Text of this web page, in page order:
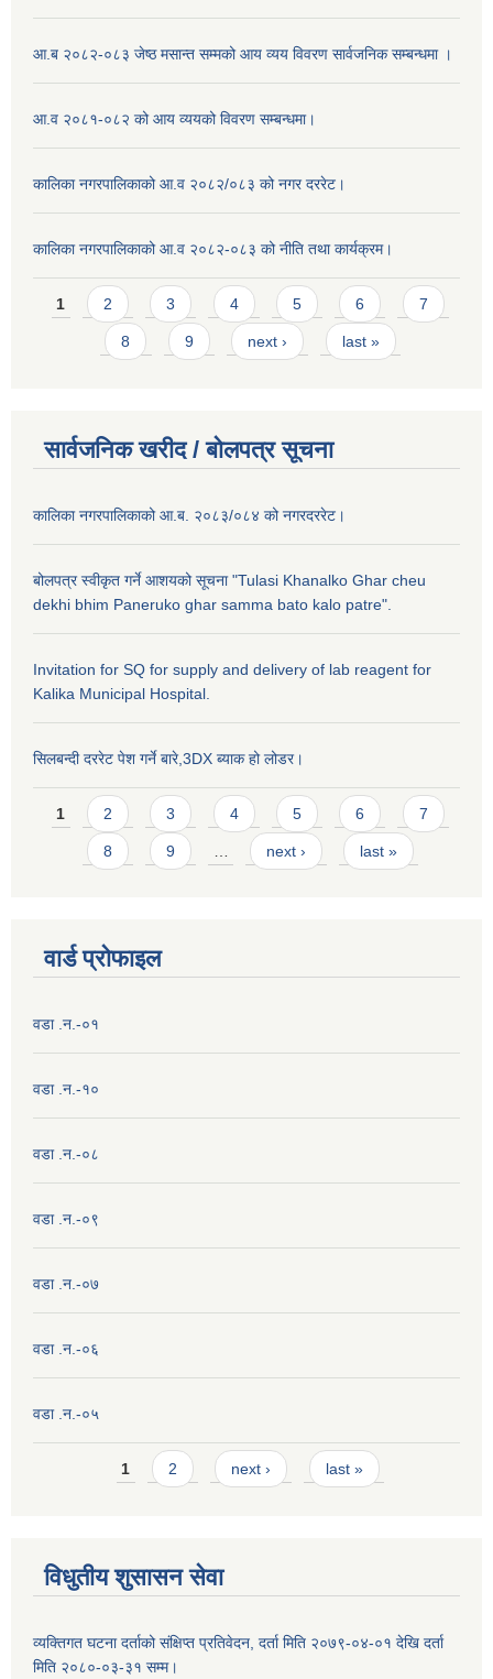
आ.ब २०८२-०८३ जेष्ठ मसान्त सम्मको आय व्यय विवरण सार्वजनिक सम्बन्धमा ।
आ.व २०८१-०८२ को आय व्ययको विवरण सम्बन्धमा।
कालिका नगरपालिकाको आ.व २०८२/०८३ को नगर दररेट।
कालिका नगरपालिकाको आ.व २०८२-०८३ को नीति तथा कार्यक्रम।
Pages
1 2 3 4 5 6 7
8 9 next › last »
सार्वजनिक खरीद / बाेलपत्र सूचना
कालिका नगरपालिकाको आ.ब. २०८३/०८४ को नगरदररेट।
बोलपत्र स्वीकृत गर्ने आशयको सूचना "Tulasi Khanalko Ghar cheu
dekhi bhim Paneruko ghar samma bato kalo patre".
Invitation for SQ for supply and delivery of lab reagent for
Kalika Municipal Hospital.
सिलबन्दी दररेट पेश गर्ने बारे,3DX ब्याक हो लोडर।
Pages
1 2 3 4 5 6 7
8 9 next › last »
वार्ड प्राेफाइल
वडा .न.-०१
वडा .न.-१०
वडा .न.-०८
वडा .न.-०९
वडा .न.-०७
वडा .न.-०६
वडा .न.-०५
Pages1 2 next › last »
विधुतीय शुसासन सेवा
व्यक्तिगत घटना दर्ताको संक्षिप्त प्रतिवेदन, दर्ता मिति २०७९-०४-०१ देखि दर्ता
मिति २०८०-०३-३१ सम्म।